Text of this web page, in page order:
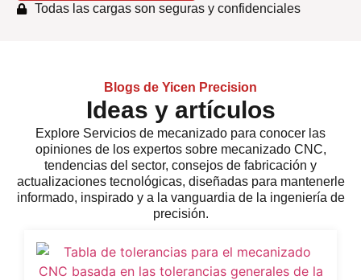
Todas las cargas son seguras y confidenciales
Blogs de Yicen Precision
Ideas y artículos
Explore Servicios de mecanizado para conocer las
opiniones de los expertos sobre mecanizado CNC,
tendencias del sector, consejos de fabricación y
actualizaciones tecnológicas, diseñadas para mantenerle
informado, inspirado y a la vanguardia de la ingeniería de
precisión.